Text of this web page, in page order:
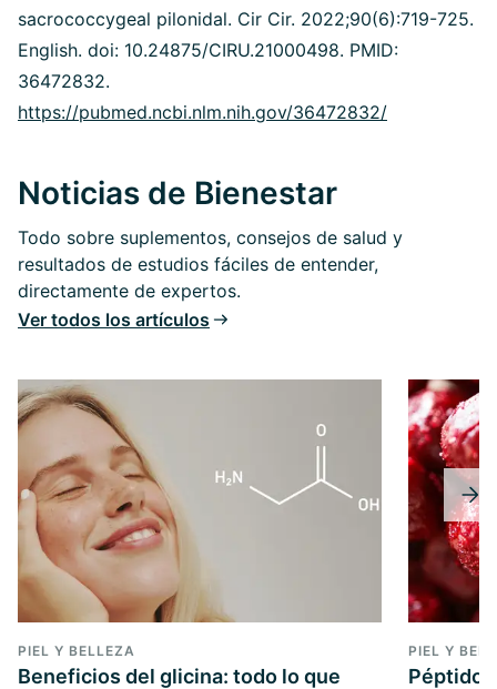
sacrococcygeal pilonidal. Cir Cir. 2022;90(6):719-725.
English. doi: 10.24875/CIRU.21000498. PMID:
36472832.
https://pubmed.ncbi.nlm.nih.gov/36472832/
Noticias de Bienestar
Todo sobre suplementos, consejos de salud y
resultados de estudios fáciles de entender,
directamente de expertos.
Ver todos los artículos
PIEL Y BELLEZA
Beneficios del glicina: todo lo que
PIEL Y